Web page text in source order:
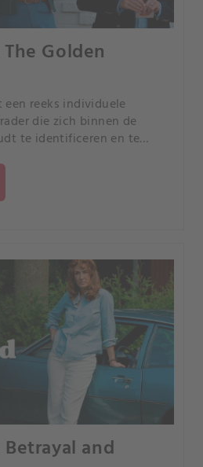
Golden
reeks individuele
die zich binnen de
te identificeren en te
and